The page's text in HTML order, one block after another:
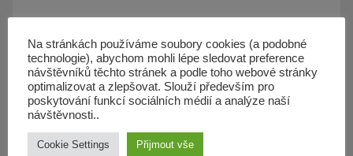
Územní plán
Občan server
Na stránkách používáme soubory cookies (a podobné
technologie), abychom mohli lépe sledovat preference
návštěvníků těchto stránek a podle toho webové stránky
optimalizovat a zlepšovat. Slouží především pro
poskytování funkcí sociálních médií a analýze naší
návštěvnosti..
Cookie Settings Přijmout vše